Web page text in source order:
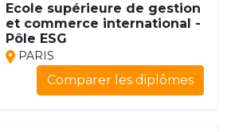
Ecole supérieure de gestion
et commerce international -
Pôle ESG
PARIS
Comparer les diplômes